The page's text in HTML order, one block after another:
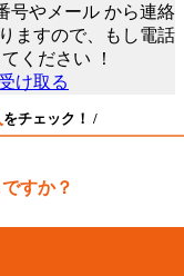
号やメール から連絡
ますので、もし電話
ください ！
をチェック！ /
すか？